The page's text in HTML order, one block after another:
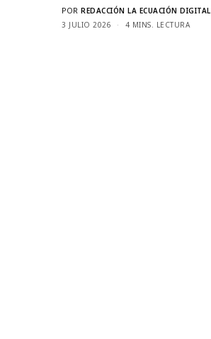
POR REDACCIÓN LA ECUACIÓN DIGITAL
3 JULIO 2026
4 MINS. LECTURA